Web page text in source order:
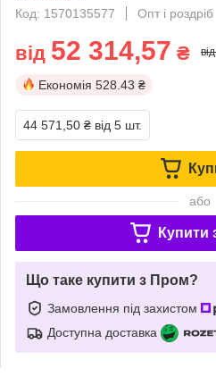
Код: 1570135577
Опт і роздріб
від 52 314,57 ₴
Економія 528.43 ₴
44 571,50 ₴ від 5 шт.
або
Купити
Що таке купити з Пром?
Замовлення під захистом
Доступна доставка